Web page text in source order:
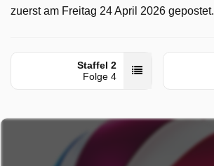
zuerst am Freitag 24 April 2026 gepostet.
Staffel 2
Folge 4